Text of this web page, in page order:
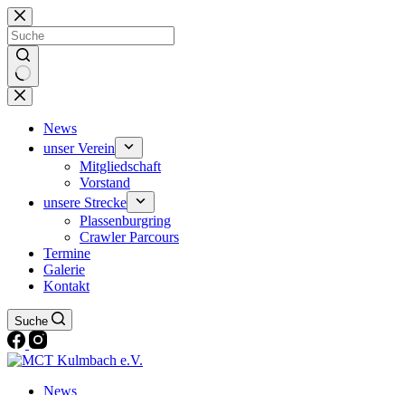
Zum
Inhalt
springen
Keine
Ergebnisse
News
unser Verein
Mitgliedschaft
Vorstand
unsere Strecke
Plassenburgring
Crawler Parcours
Termine
Galerie
Kontakt
Suche
News